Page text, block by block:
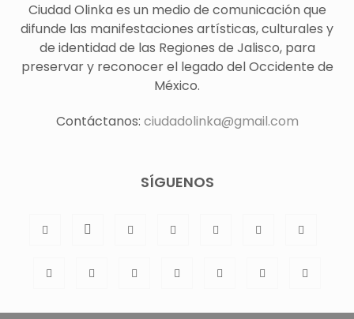
Ciudad Olinka es un medio de comunicación que
difunde las manifestaciones artísticas, culturales y
de identidad de las Regiones de Jalisco, para
preservar y reconocer el legado del Occidente de
México.
Contáctanos: ciudadolinka@gmail.com
SÍGUENOS